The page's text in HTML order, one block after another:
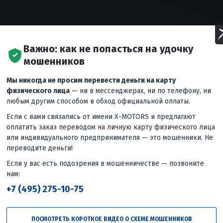
комплектацию, подвеску, тормоза, колеса и качество
конкурентов, и отвечаем на вопрос: стоит ли
кубовым двигателем с жидкостным охлаждением
Следующее
Сколько можно сэкономить на
Важно: как не попасться на удочку
мошенников
Мы никогда не просим перевести деньги на карту
физического лица — ни в мессенджерах, ни по телефону, ни
любым другим способом в обход официальной оплаты.
Если с вами связались от имени X-MOTORS и предлагают
оплатить заказ переводом на личную карту физического лица
или индивидуального предпринимателя — это мошенники. Не
переводите деньги!
Если у вас есть подозрения в мошенничестве — позвоните
нам:
+7 (495) 275-10-75
ПОСМОТРЕТЬ КОРОТКОЕ ВИДЕО О СХЕМЕ МОШЕННИКОВ